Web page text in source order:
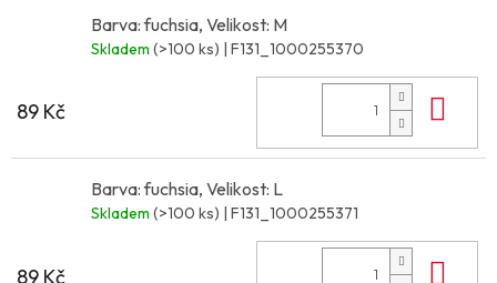
Barva: fuchsia, Velikost: M
Skladem (>100 ks) | F131_1000255370
89 Kč
Barva: fuchsia, Velikost: L
Skladem (>100 ks) | F131_1000255371
89 Kč